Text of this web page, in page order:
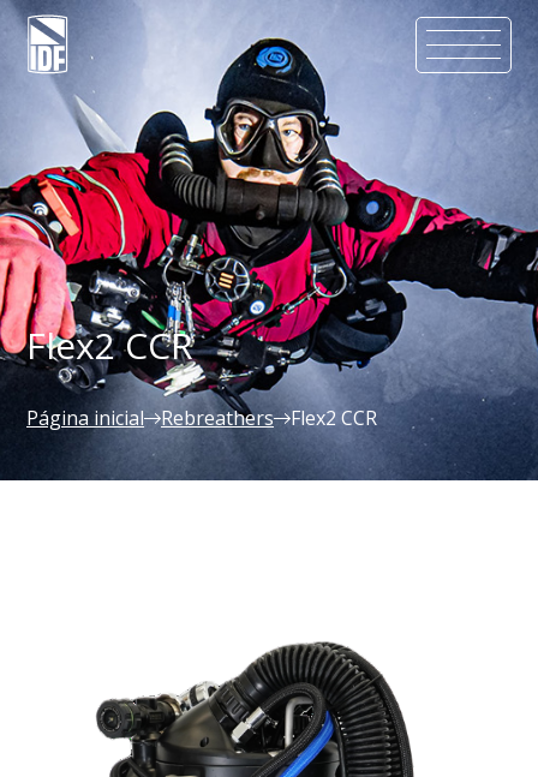
Flex2 CCR
Página inicial Rebreathers Flex2 CCR